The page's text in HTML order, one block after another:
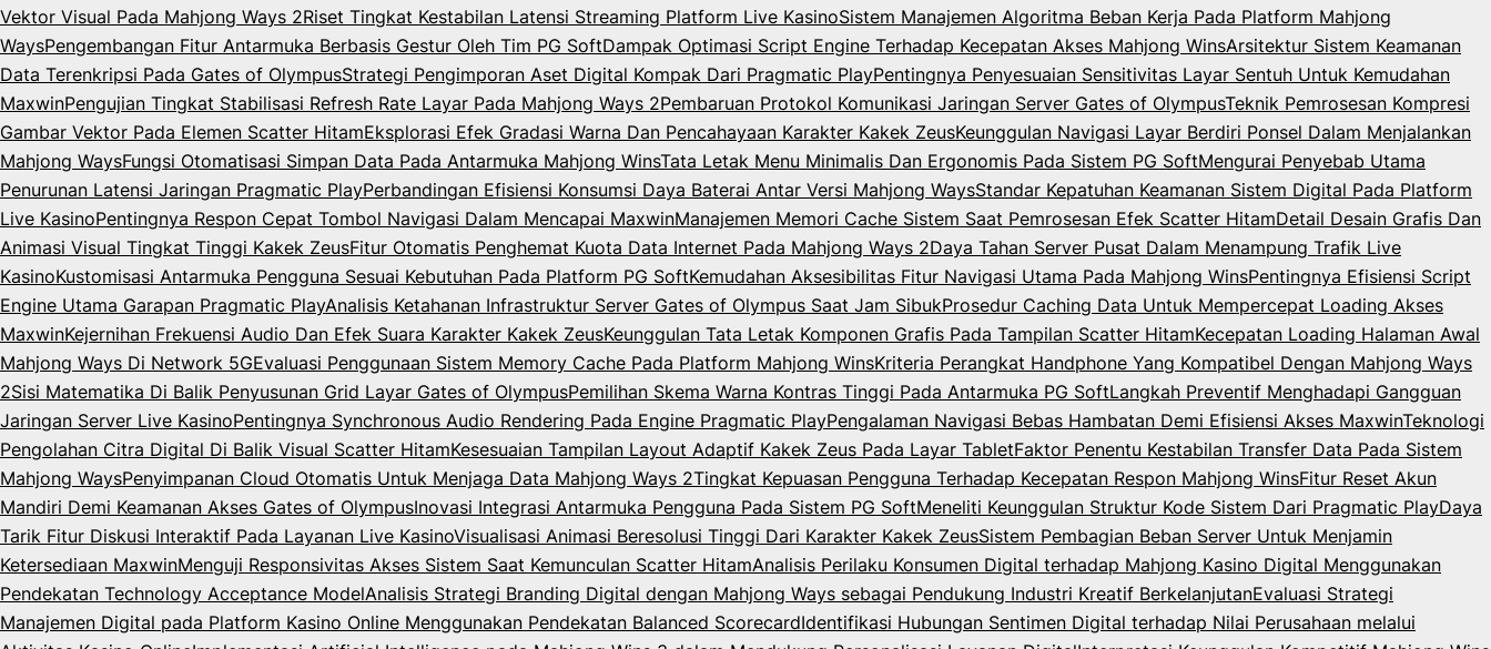
Vektor Visual Pada Mahjong Ways 2Riset Tingkat Kestabilan Latensi Streaming Platform Live KasinoSistem Manajemen Algoritma Beban Kerja Pada Platform Mahjong
WaysPengembangan Fitur Antarmuka Berbasis Gestur Oleh Tim PG SoftDampak Optimasi Script Engine Terhadap Kecepatan Akses Mahjong WinsArsitektur Sistem Keamanan
Data Terenkripsi Pada Gates of OlympusStrategi Pengimporan Aset Digital Kompak Dari Pragmatic PlayPentingnya Penyesuaian Sensitivitas Layar Sentuh Untuk Kemudahan
MaxwinPengujian Tingkat Stabilisasi Refresh Rate Layar Pada Mahjong Ways 2Pembaruan Protokol Komunikasi Jaringan Server Gates of OlympusTeknik Pemrosesan Kompresi
Gambar Vektor Pada Elemen Scatter HitamEksplorasi Efek Gradasi Warna Dan Pencahayaan Karakter Kakek ZeusKeunggulan Navigasi Layar Berdiri Ponsel Dalam Menjalankan
Mahjong WaysFungsi Otomatisasi Simpan Data Pada Antarmuka Mahjong WinsTata Letak Menu Minimalis Dan Ergonomis Pada Sistem PG SoftMengurai Penyebab Utama
Penurunan Latensi Jaringan Pragmatic PlayPerbandingan Efisiensi Konsumsi Daya Baterai Antar Versi Mahjong WaysStandar Kepatuhan Keamanan Sistem Digital Pada Platform
Live KasinoPentingnya Respon Cepat Tombol Navigasi Dalam Mencapai MaxwinManajemen Memori Cache Sistem Saat Pemrosesan Efek Scatter HitamDetail Desain Grafis Dan
Animasi Visual Tingkat Tinggi Kakek ZeusFitur Otomatis Penghemat Kuota Data Internet Pada Mahjong Ways 2Daya Tahan Server Pusat Dalam Menampung Trafik Live
KasinoKustomisasi Antarmuka Pengguna Sesuai Kebutuhan Pada Platform PG SoftKemudahan Aksesibilitas Fitur Navigasi Utama Pada Mahjong WinsPentingnya Efisiensi Script
Engine Utama Garapan Pragmatic PlayAnalisis Ketahanan Infrastruktur Server Gates of Olympus Saat Jam SibukProsedur Caching Data Untuk Mempercepat Loading Akses
MaxwinKejernihan Frekuensi Audio Dan Efek Suara Karakter Kakek ZeusKeunggulan Tata Letak Komponen Grafis Pada Tampilan Scatter HitamKecepatan Loading Halaman Awal
Mahjong Ways Di Network 5GEvaluasi Penggunaan Sistem Memory Cache Pada Platform Mahjong WinsKriteria Perangkat Handphone Yang Kompatibel Dengan Mahjong Ways
2Sisi Matematika Di Balik Penyusunan Grid Layar Gates of OlympusPemilihan Skema Warna Kontras Tinggi Pada Antarmuka PG SoftLangkah Preventif Menghadapi Gangguan
Jaringan Server Live KasinoPentingnya Synchronous Audio Rendering Pada Engine Pragmatic PlayPengalaman Navigasi Bebas Hambatan Demi Efisiensi Akses MaxwinTeknologi
Pengolahan Citra Digital Di Balik Visual Scatter HitamKesesuaian Tampilan Layout Adaptif Kakek Zeus Pada Layar TabletFaktor Penentu Kestabilan Transfer Data Pada Sistem
Mahjong WaysPenyimpanan Cloud Otomatis Untuk Menjaga Data Mahjong Ways 2Tingkat Kepuasan Pengguna Terhadap Kecepatan Respon Mahjong WinsFitur Reset Akun
Mandiri Demi Keamanan Akses Gates of OlympusInovasi Integrasi Antarmuka Pengguna Pada Sistem PG SoftMeneliti Keunggulan Struktur Kode Sistem Dari Pragmatic PlayDaya
Tarik Fitur Diskusi Interaktif Pada Layanan Live KasinoVisualisasi Animasi Beresolusi Tinggi Dari Karakter Kakek ZeusSistem Pembagian Beban Server Untuk Menjamin
Ketersediaan MaxwinMenguji Responsivitas Akses Sistem Saat Kemunculan Scatter HitamAnalisis Perilaku Konsumen Digital terhadap Mahjong Kasino Digital Menggunakan
Pendekatan Technology Acceptance ModelAnalisis Strategi Branding Digital dengan Mahjong Ways sebagai Pendukung Industri Kreatif BerkelanjutanEvaluasi Strategi
Manajemen Digital pada Platform Kasino Online Menggunakan Pendekatan Balanced ScorecardIdentifikasi Hubungan Sentimen Digital terhadap Nilai Perusahaan melalui